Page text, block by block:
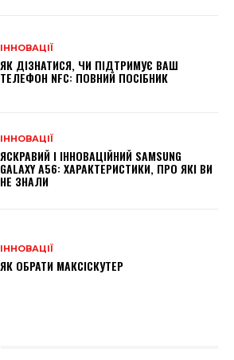
ІННОВАЦІЇ
ЯК ДІЗНАТИСЯ, ЧИ ПІДТРИМУЄ ВАШ
ТЕЛЕФОН NFC: ПОВНИЙ ПОСІБНИК
ІННОВАЦІЇ
ЯСКРАВИЙ І ІННОВАЦІЙНИЙ SAMSUNG
GALAXY A56: ХАРАКТЕРИСТИКИ, ПРО ЯКІ ВИ
НЕ ЗНАЛИ
ІННОВАЦІЇ
ЯК ОБРАТИ МАКСІСКУТЕР